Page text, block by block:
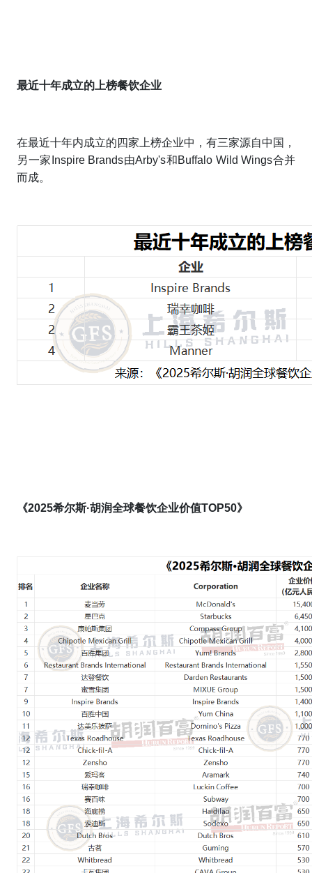
最近十年成立的上榜餐饮企业
在最近十年内成立的四家上榜企业中，有三家源自中国，
另一家Inspire Brands由Arby's和Buffalo Wild Wings合并
而成。
《2025希尔斯·胡润全球餐饮企业价值TOP50》